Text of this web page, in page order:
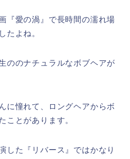
『愛の渦』で長時間の濡れ場
たよね。
ののナチュラルなボブヘアが
に憧れて、ロングヘアからボ
ことがあります。
した『リバース』ではかなり